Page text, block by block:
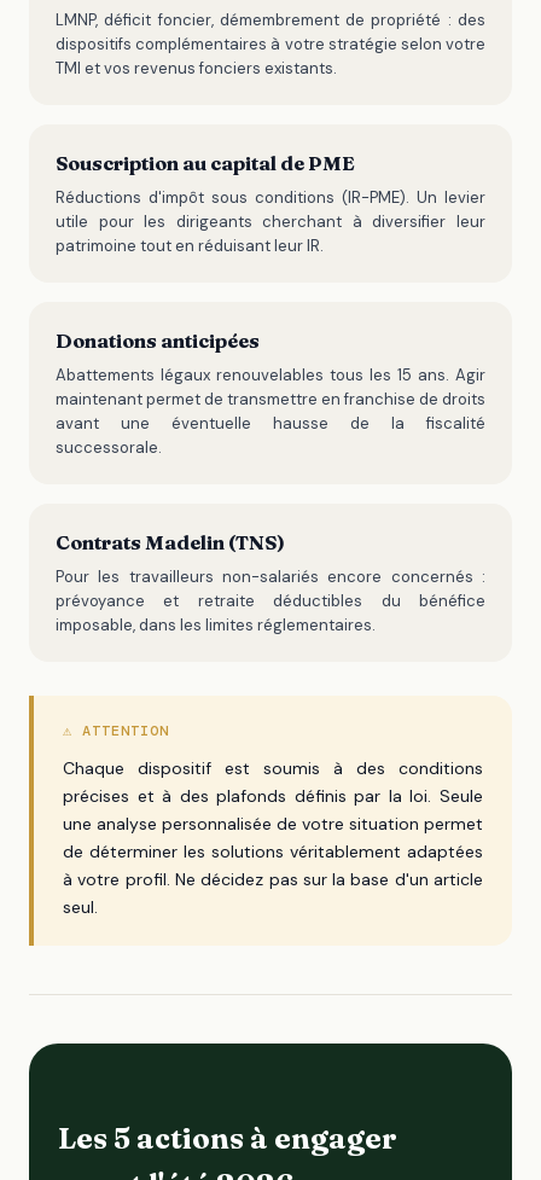
LMNP, déficit foncier, démembrement de propriété : des
dispositifs complémentaires à votre stratégie selon votre
TMI et vos revenus fonciers existants.
Souscription au capital de PME
Réductions d'impôt sous conditions (IR-PME). Un levier
utile pour les dirigeants cherchant à diversifier leur
patrimoine tout en réduisant leur IR.
Donations anticipées
Abattements légaux renouvelables tous les 15 ans. Agir
maintenant permet de transmettre en franchise de droits
avant une éventuelle hausse de la fiscalité
successorale.
Contrats Madelin (TNS)
Pour les travailleurs non-salariés encore concernés :
prévoyance et retraite déductibles du bénéfice
imposable, dans les limites réglementaires.
⚠ ATTENTION
Chaque dispositif est soumis à des conditions
précises et à des plafonds définis par la loi. Seule
une analyse personnalisée de votre situation permet
de déterminer les solutions véritablement adaptées
à votre profil. Ne décidez pas sur la base d'un article
seul.
Les 5 actions à engager